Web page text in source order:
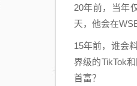
20年前，当年
天，他会在
15年前，谁会
界级的TikTok
首富？